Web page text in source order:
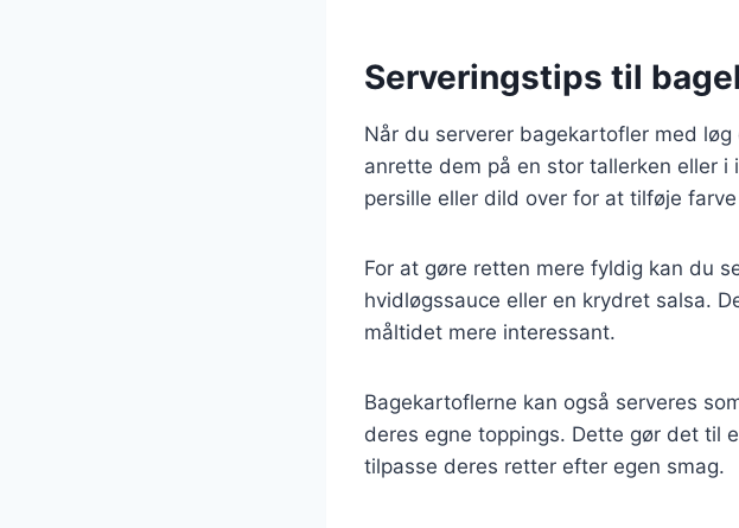
Serveringstips til
Når du serverer bagekartofler med
anrette dem på en stor tallerken eller
persille eller dild over for at tilføje
For at gøre retten mere fyldig kan du
hvidløgssauce eller en krydret salsa.
måltidet mere interessant.
Bagekartoflerne kan også serveres
deres egne toppings. Dette gør det til
tilpasse deres retter efter egen smag.